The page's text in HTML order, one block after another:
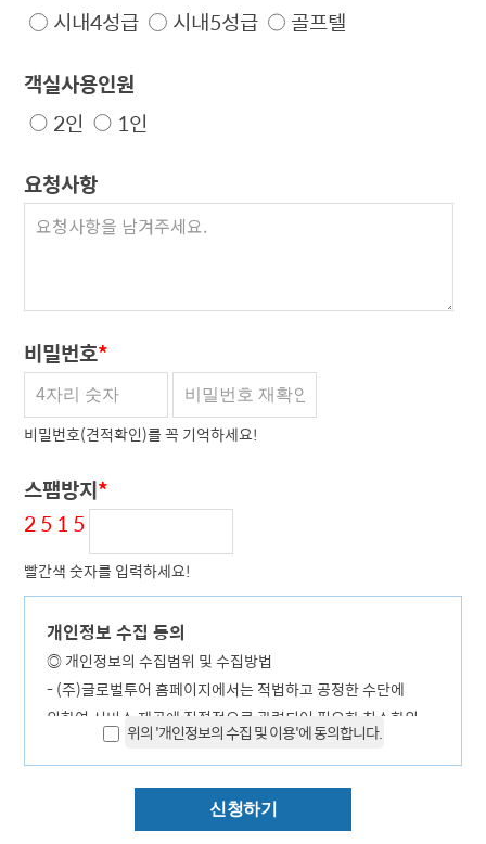
시내4성급
시내5성급
골프텔
객실사용인원
2인
1인
요청사항
비밀번호*
비밀번호(견적확인)를 꼭 기억하세요!
스팸방지*
25 1 5
빨간색 숫자를 입력하세요!
개인정보 수집 동의
◎ 개인정보의 수집범위 및 수집방법
- (주)글로벌투어 홈페이지에서는 적법하고 공정한 수단에
의하여 서비스 제공에 직접적으로 관련되어 필요한 최소한의
정보만을 수집하고 있습니다.
가.수집항목 : 이름 , 연락처 , 이메일 , 접속 IP 정보, 여행견적
나.개인정보 수집방법 : 홈페이지(온라인견적 등)
위의 '개인정보의 수집 및 이용'에 동의합니다.